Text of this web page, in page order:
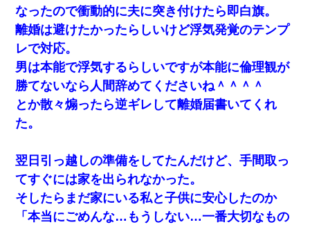
なったので衝動的に夫に突き付けたら即白旗。
離婚は避けたかったらしいけど浮気発覚のテンプ
レで対応。
男は本能で浮気するらしいですが本能に倫理観が
勝てないなら人間辞めてくださいね＾＾＾＾
とか散々煽ったら逆ギレして離婚届書いてくれ
た。
翌日引っ越しの準備をしてたんだけど、手間取っ
てすぐには家を出られなかった。
そしたらまだ家にいる私と子供に安心したのか
「本当にごめんな…もうしない…一番大切なもの